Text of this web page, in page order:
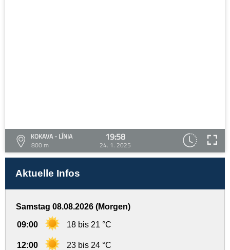
KOKAVA - LÍNIA
800 m
19:58
24. 1. 2025
Aktuelle Infos
Samstag 08.08.2026 (Morgen)
09:00 18 bis 21 °C
12:00 23 bis 24 °C